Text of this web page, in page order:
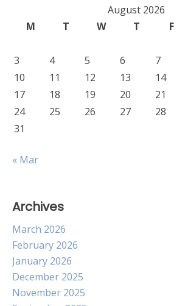
August 2026
M
T W T F
3
4 5 6 7
10
11 12 13 14
17
18 19 20 21
24
25 26 27 28
31
« Mar
Archives
March 2026
February 2026
January 2026
December 2025
November 2025